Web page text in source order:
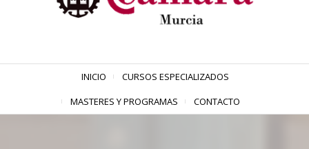
INICIO
CURSOS ESPECIALIZADOS
MASTERES Y PROGRAMAS
CONTACTO